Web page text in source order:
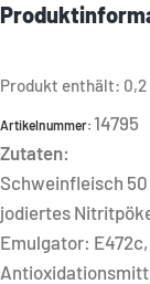
Produkt enthält: 0,2
Artikelnummer: 14795
Zutaten:
Schweinfleisch 50
jodiertes
Emulgator: